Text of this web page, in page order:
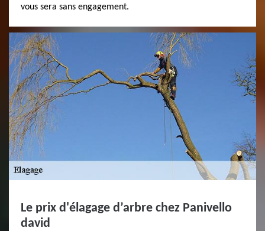
vous sera sans engagement.
Le prix d'élagage d’arbre chez Panivello
david